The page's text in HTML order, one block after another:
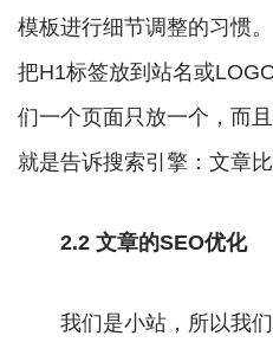
模板进行细节调整的习惯
把H1标签放到站名或
们一个页面只放一个，而
就是告诉搜索引擎：文章比
2.2 文章的SEO优化
我们是小站，所以我